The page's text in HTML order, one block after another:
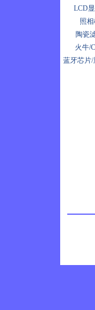
LCD
照
陶瓷
火牛/
蓝牙芯片/